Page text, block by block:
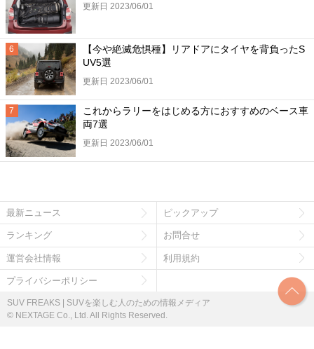
更新日 2023/06/01
【今や絶滅危惧種】リアドアにタイヤを背負ったS
UV5選
更新日 2023/06/01
これからラリーをはじめる方におすすめのベース車
両7選
更新日 2023/06/01
最新ニュース ピックアップ
ランキング お問合せ
運営会社情報 利用規約
プライバシーポリシー
SUV FREAKS | SUVを楽しむ人のための情報メディア
© NEXTAGE Co., Ltd. All Rights Reserved.